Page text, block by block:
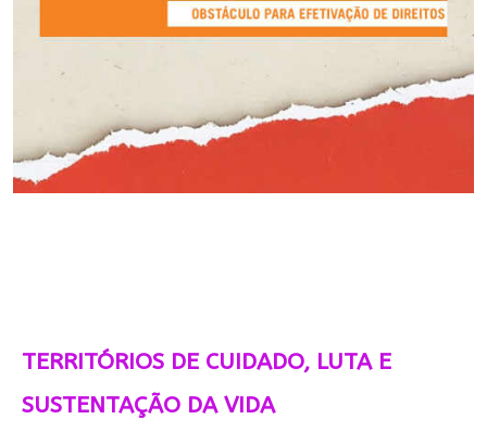
TERRITÓRIOS DE CUIDADO, LUTA E
SUSTENTAÇÃO DA VIDA